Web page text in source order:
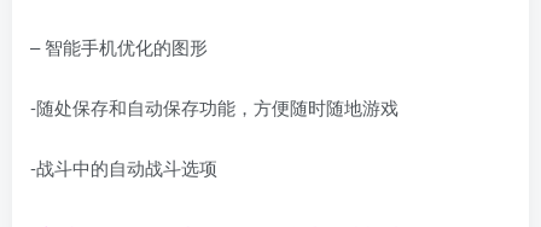
– 智能手机优化的图形
-随处保存和自动保存功能，方便随时随地游戏
-战斗中的自动战斗选项